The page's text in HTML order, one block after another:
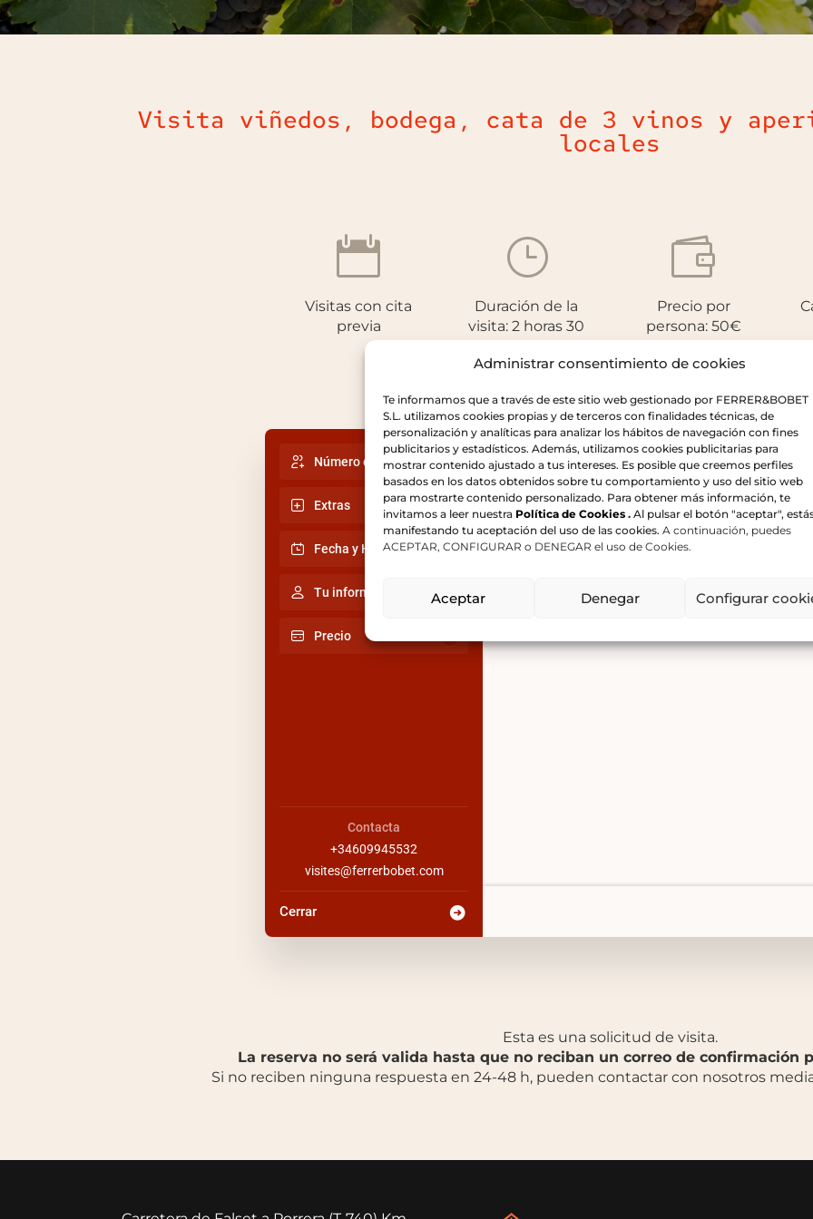
Administrar consentimiento de cookies
Te informamos que a través de este sitio web gestionado por FERRER&BOBET
S.L. utilizamos cookies propias y de terceros con finalidades técnicas, de
personalización y analíticas para analizar los hábitos de navegación con fines
publicitarios y estadísticos. Además, utilizamos cookies publicitarias para
mostrar contenido ajustado a tus intereses. Es posible que creemos perfiles
basados en los datos obtenidos sobre tu comportamiento y uso del sitio web
para mostrarte contenido personalizado. Para obtener más información, te
invitamos a leer nuestra Política de Cookies . Al pulsar el botón "aceptar",
manifestando tu aceptación del uso de las cookies. A continuación, puedes
ACEPTAR, CONFIGURAR o DENEGAR el uso de Cookies.
Aceptar Denegar Configurar
Visita viñedos, bodega, cata de 3 vinos y
locales

Visitas con cita
previa
}
Duración de la
visita: 2 horas 30
minutos aprox.

Precio por
persona: 50€
Número de personas
Extras
Fecha y Hora
Tu información
Precio
Contacta
+34609945532
visites@ferrerbobet.com
Cerrar
Número de personas
Total de personas
Esta es una solicitud de visita.
La reserva no será valida hasta que no reciban un correo de confirmación
Si no reciben ninguna respuesta en 24-48 h, pueden contactar con nosotros